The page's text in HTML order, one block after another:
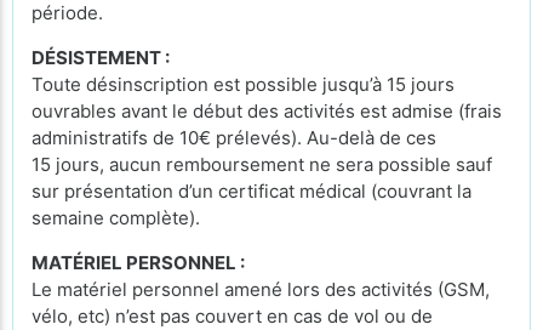
période.
DÉSISTEMENT :
Toute désinscription est possible jusqu’à 15 jours
ouvrables avant le début des activités est admise (frais
administratifs de 10€ prélevés). Au-delà de ces
15 jours, aucun remboursement ne sera possible sauf
sur présentation d’un certificat médical (couvrant la
semaine complète).
MATÉRIEL PERSONNEL :
Le matériel personnel amené lors des activités (GSM,
vélo, etc) n’est pas couvert en cas de vol ou de